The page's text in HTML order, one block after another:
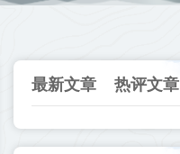
最新文章 热评文章